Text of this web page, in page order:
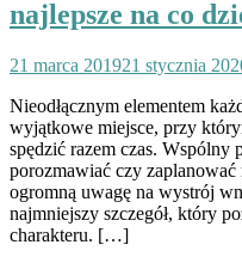
najlepsze na co
21 marca 201921 stycznia
Nieodłącznym elementem
wyjątkowe miejsce, przy
spędzić razem czas. Wspólny
porozmawiać czy
ogromną uwagę na wystrój
najmniejszy szczegół, który
charakteru. […]